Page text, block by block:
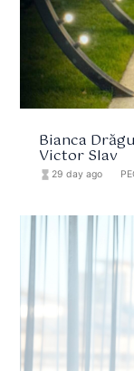
Bianca
Victor Slav
hourglass_full 29 day ago